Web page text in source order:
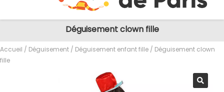
Déguisement clown fille
Accueil / Déguisement / Déguisement enfant fille / Déguisement clown
fille